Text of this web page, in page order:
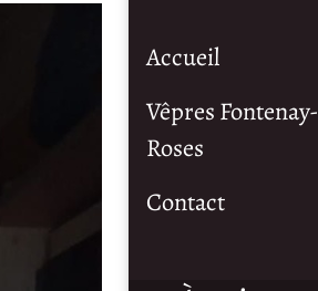
Accueil
Vêpres
Roses
Contact